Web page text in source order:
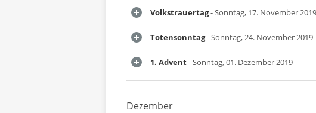
Volkstrauertag- Sonntag, 17. November 2019
Totensonntag- Sonntag, 24. November 2019
1. Advent- Sonntag, 01. Dezember 2019
Dezember